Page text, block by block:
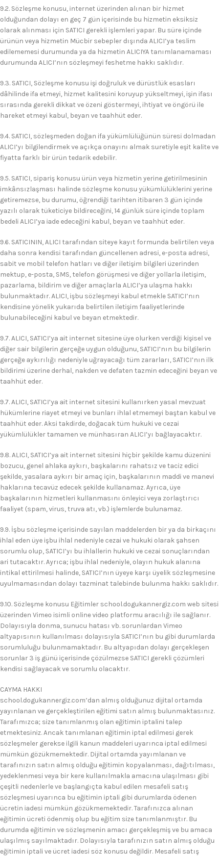
9.2. Sözleşme konusu, internet üzerinden alınan bir hizmet
olduğundan dolayı en geç 7 gün içerisinde bu hizmetin eksiksiz
olarak alınması için SATICI gerekli işlemleri yapar. Bu süre içinde
ürünün veya hizmetin Mücbir sebepler dışında ALICI’ya teslim
edilememesi durumunda ya da hizmetin ALICIYA tanımlanamaması
durumunda ALICI’nın sözleşmeyi feshetme hakkı saklıdır.
9.3. SATICI, Sözleşme konusu işi doğruluk ve dürüstlük esasları
dâhilinde ifa etmeyi, hizmet kalitesini koruyup yükseltmeyi, işin ifası
sırasında gerekli dikkat ve özeni göstermeyi, ihtiyat ve öngörü ile
hareket etmeyi kabul, beyan ve taahhüt eder.
9.4. SATICI, sözleşmeden doğan ifa yükümlülüğünün süresi dolmadan
ALICI’yı bilgilendirmek ve açıkça onayını almak suretiyle eşit kalite ve
fiyatta farklı bir ürün tedarik edebilir.
9.5. SATICI, sipariş konusu ürün veya hizmetin yerine getirilmesinin
imkânsızlaşması halinde sözleşme konusu yükümlülüklerini yerine
getiremezse, bu durumu, öğrendiği tarihten itibaren 3 gün içinde
yazılı olarak tüketiciye bildireceğini, 14 günlük süre içinde toplam
bedeli ALICI’ya iade edeceğini kabul, beyan ve taahhüt eder.
9.6. SATICININ, ALICI tarafından siteye kayıt formunda belirtilen veya
daha sonra kendisi tarafından güncellenen adresi, e-posta adresi,
sabit ve mobil telefon hatları ve diğer iletişim bilgileri üzerinden
mektup, e-posta, SMS, telefon görüşmesi ve diğer yollarla iletişim,
pazarlama, bildirim ve diğer amaçlarla ALICI’ya ulaşma hakkı
bulunmaktadır. ALICI, işbu sözleşmeyi kabul etmekle SATICI’nın
kendisine yönelik yukarıda belirtilen iletişim faaliyetlerinde
bulunabileceğini kabul ve beyan etmektedir.
9.7. ALICI, SATICI’ya ait internet sitesine üye olurken verdiği kişisel ve
diğer sair bilgilerin gerçeğe uygun olduğunu, SATICI’nın bu bilgilerin
gerçeğe aykırılığı nedeniyle uğrayacağı tüm zararları, SATICI’nın ilk
bildirimi üzerine derhal, nakden ve defaten tazmin edeceğini beyan ve
taahhüt eder.
9.7. ALICI, SATICI’ya ait internet sitesini kullanırken yasal mevzuat
hükümlerine riayet etmeyi ve bunları ihlal etmemeyi baştan kabul ve
taahhüt eder. Aksi takdirde, doğacak tüm hukuki ve cezai
yükümlülükler tamamen ve münhasıran ALICI’yı bağlayacaktır.
9.8. ALICI, SATICI’ya ait internet sitesini hiçbir şekilde kamu düzenini
bozucu, genel ahlaka aykırı, başkalarını rahatsız ve taciz edici
şekilde, yasalara aykırı bir amaç için, başkalarının maddi ve manevi
haklarına tecavüz edecek şekilde kullanamaz. Ayrıca, üye
başkalarının hizmetleri kullanmasını önleyici veya zorlaştırıcı
faaliyet (spam, virus, truva atı, vb.) işlemlerde bulunamaz.
9.9. İşbu sözleşme içerisinde sayılan maddelerden bir ya da birkaçını
ihlal eden üye işbu ihlal nedeniyle cezai ve hukuki olarak şahsen
sorumlu olup, SATICI’yı bu ihlallerin hukuki ve cezai sonuçlarından
ari tutacaktır. Ayrıca; işbu ihlal nedeniyle, olayın hukuk alanına
intikal ettirilmesi halinde, SATICI’nın üyeye karşı üyelik sözleşmesine
uyulmamasından dolayı tazminat talebinde bulunma hakkı saklıdır.
9.10. Sözleşme konusu Eğitimler school.dogukannergiz.com web sitesi
üzerinden Vimeo isimli online video platformu aracılığı ile sağlanır.
Dolayısıyla donma, sunucu hatası vb. sorunlardan Vimeo
altyapısının kullanılması dolayısıyla SATICI’nın bu gibi durumlarda
sorumluluğu bulunmamaktadır. Bu altyapıdan dolayı gerçekleşen
sorunlar 3 iş günü içerisinde çözülmezse SATICI gerekli çözümleri
kendisi sağlayacak ve sorumlu olacaktır.
CAYMA HAKKI
school.dogukannergiz.com’dan almış olduğunuz dijital ortamda
yayınlanan ve gerçekleştirilen eğitimi satın almış bulunmaktasınız.
Tarafımızca; size tanımlanmış olan eğitimin iptalini talep
etmektesiniz. Ancak tanımlanan eğitimin iptal edilmesi gerek
sözleşmeler gerekse ilgili kanun maddeleri uyarınca iptal edilmesi
mümkün gözükmemektedir. Dijital ortamda yayımlanan ve
tarafınızın satın almış olduğu eğitimin kopyalanması, dağıtılması,
yedeklenmesi veya bir kere kullanılmakla amacına ulaşılması gibi
çeşitli nedenlerle ve başlangıçta kabul edilen mesafeli satış
sözleşmesi uyarınca bu eğitimin iptali gibi durumlarda ödenen
ücretin iadesi mümkün gözükmemektedir. Tarafınızca alınan
eğitimin ücreti ödenmiş olup bu eğitim size tanımlanmıştır. Bu
durumda eğitimin ve sözleşmenin amacı gerçekleşmiş ve bu amaca
ulaşılmış sayılmaktadır. Dolayısıyla tarafınızın satın almış olduğu
eğitimin iptali ve ücret iadesi söz konusu değildir. Mesafeli satış